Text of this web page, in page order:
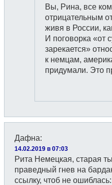
Вы, Рина, все
отрицательным
живя в России,
И поговорка «от
зарекается»
к немцам,
придумали. Это
Дафна:
14.02.2019 в 07:03
Рита Немецкая, старая
праведный гнев на
ссылку, чтоб не ошиблась: